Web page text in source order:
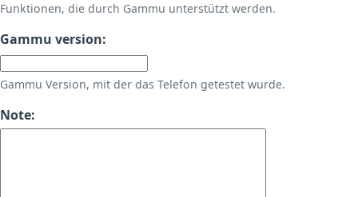
Funktionen, die durch Gammu unterstützt werden.
Gammu version:
Gammu Version, mit der das Telefon getestet wurde.
Note: